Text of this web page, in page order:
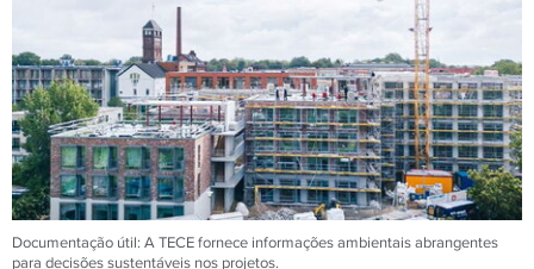
Documentação útil: A TECE fornece informações ambientais abrangentes
para decisões sustentáveis ​​nos projetos.